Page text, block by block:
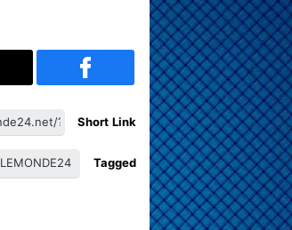
Short Link
Tagged
LEMONDE24